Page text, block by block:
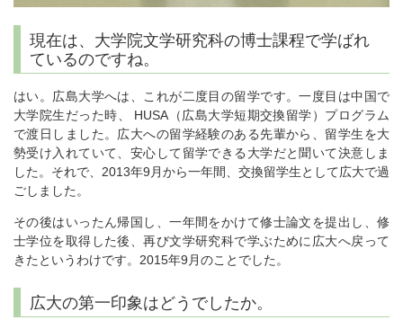
現在は、大学院文学研究科の博士課程で学ばれ
ているのですね。
はい。広島大学へは、これが二度目の留学です。一度目は中国で
大学院生だった時、 HUSA（広島大学短期交換留学）プログラム
で渡日しました。広大への留学経験のある先輩から、留学生を大
勢受け入れていて、安心して留学できる大学だと聞いて決意しま
した。それで、2013年9月から一年間、交換留学生として広大で過
ごしました。
その後はいったん帰国し、一年間をかけて修士論文を提出し、修
士学位を取得した後、再び文学研究科で学ぶために広大へ戻って
きたというわけです。2015年9月のことでした。
広大の第一印象はどうでしたか。